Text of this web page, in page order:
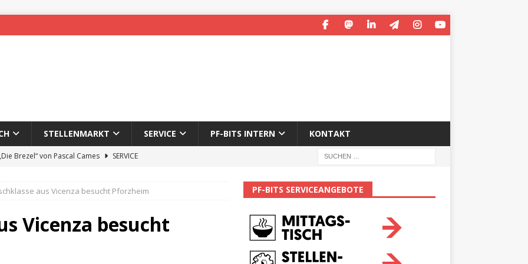
STELLENMARKT SERVICE PF-BITS INTERN KONTAKT
Brezel“ von Pascal Cames
SERVICE
des 65. Fasnetsumzugs Dillweißenstein
aus Vicenza besucht Pforzheim
Vicenza besucht
PF-BITS SERVICEANGEBOTE